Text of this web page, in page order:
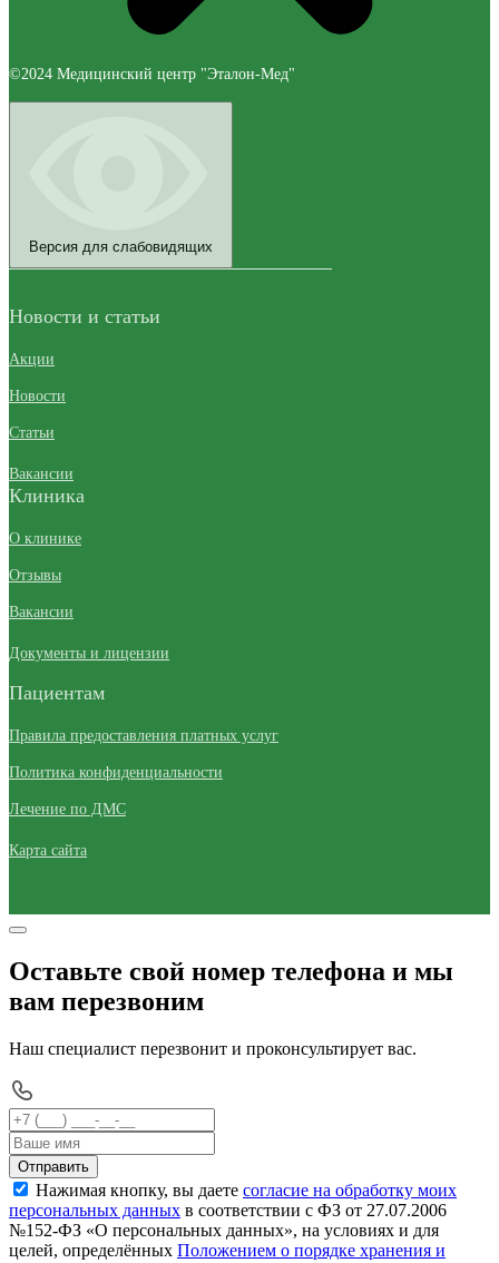
©2024 Медицинский центр "Эталон-Мед"
Версия для слабовидящих
Новости и статьи
Акции
Новости
Статьи
Вакансии
Клиника
О клинике
Отзывы
Вакансии
Документы и лицензии
Пациентам
Правила предоставления платных услуг
Политика конфиденциальности
Лечение по ДМС
Карта сайта
Оставьте свой номер телефона и мы
вам перезвоним
Наш специалист перезвонит и проконсультирует вас.
Отправить
Нажимая кнопку, вы даете согласие на обработку моих
персональных данных в соответствии с ФЗ от 27.07.2006
№152-ФЗ «О персональных данных», на условиях и для
целей, определённых Положением о порядке хранения и